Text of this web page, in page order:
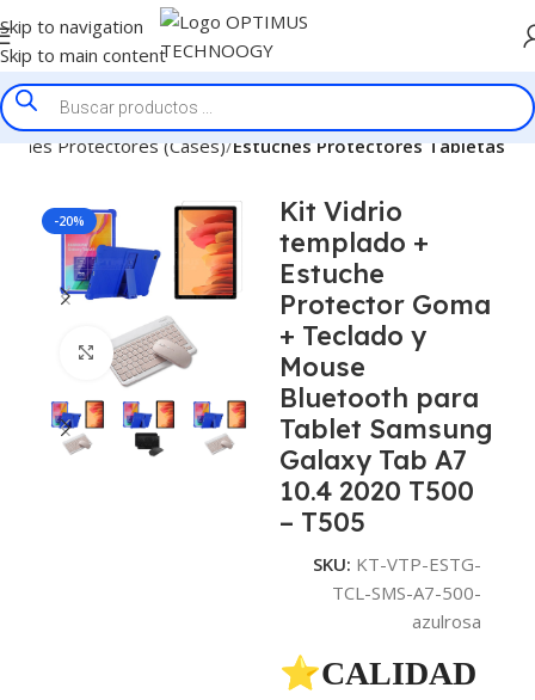
Skip to navigation
Skip to main content
Protectores (Cases) Estuches Protectores Tabletas
-20%
Click to enlarge
Kit Vidrio
templado +
Estuche
Protector Goma
+ Teclado y
Mouse
Bluetooth para
Tablet Samsung
Galaxy Tab A7
10.4 2020 T500
– T505
SKU: KT-VTP-ESTG-
TCL-SMS-A7-500-
azulrosa
⭐CALIDAD